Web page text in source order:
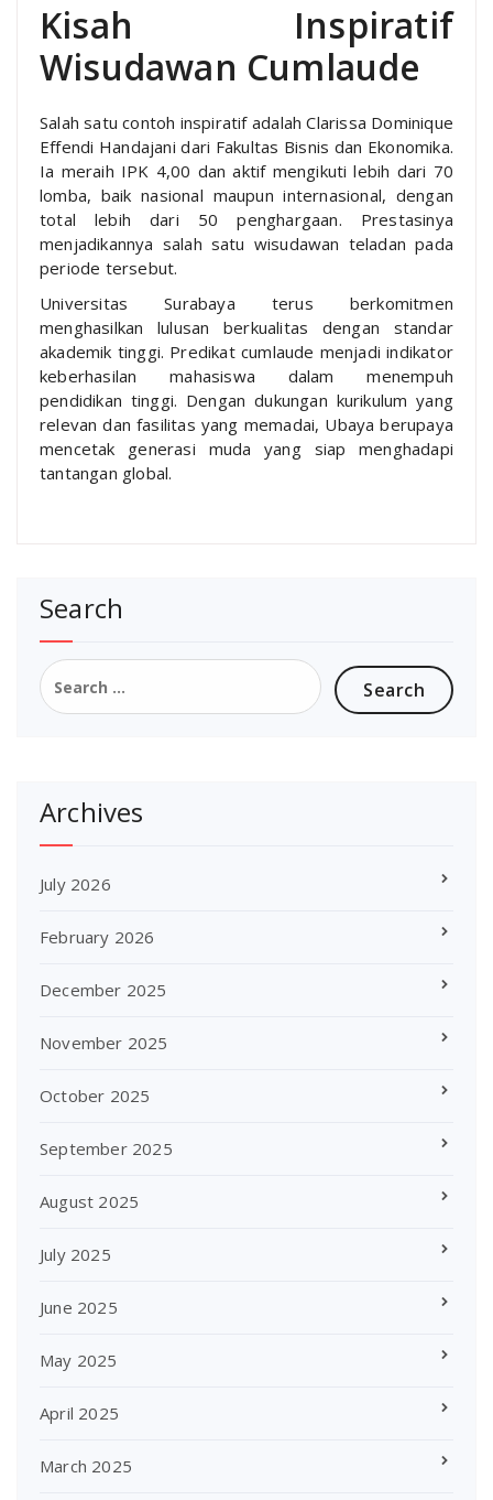
Kisah Inspiratif
Wisudawan Cumlaude
Salah satu contoh inspiratif adalah Clarissa Dominique
Effendi Handajani dari Fakultas Bisnis dan Ekonomika.
Ia meraih IPK 4,00 dan aktif mengikuti lebih dari 70
lomba, baik nasional maupun internasional, dengan
total lebih dari 50 penghargaan. Prestasinya
menjadikannya salah satu wisudawan teladan pada
periode tersebut.
Universitas Surabaya terus berkomitmen
menghasilkan lulusan berkualitas dengan standar
akademik tinggi. Predikat cumlaude menjadi indikator
keberhasilan mahasiswa dalam menempuh
pendidikan tinggi. Dengan dukungan kurikulum yang
relevan dan fasilitas yang memadai, Ubaya berupaya
mencetak generasi muda yang siap menghadapi
tantangan global.
Search
Search
for:
Archives
July 2026
February 2026
December 2025
November 2025
October 2025
September 2025
August 2025
July 2025
June 2025
May 2025
April 2025
March 2025